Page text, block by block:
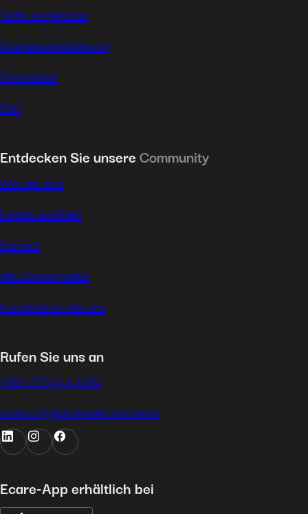
Tarife vergleichen
Gruppenversicherung
Telemedizin
FAQ
Entdecken Sie unsereCommunity
Wer wir sind
Expats erzählen
Karriere
Alle Länderguides
Kontaktieren Sie uns
Rufen Sie uns an
+352 270 444 1002
contact@globalhealth.insurance
Ecare-App erhältlich bei